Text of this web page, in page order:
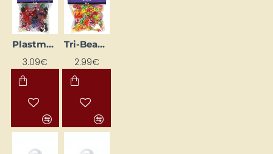
Plastmasas pērlītesasorti ( 10-12-16 mm, 100 gb)
3.09€
Tri-Beads набор бусин mix (65 г)
2.99€